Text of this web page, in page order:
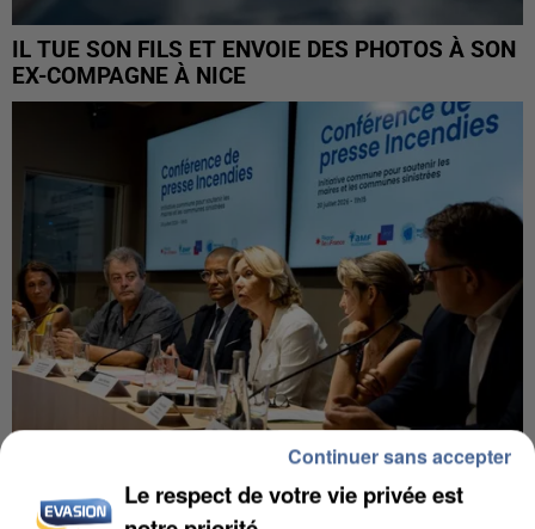
IL TUE SON FILS ET ENVOIE DES PHOTOS À SON
EX-COMPAGNE À NICE
INCENDIES : L’ÎLE-DE-FRANCE LANCE UN ÉLAN
Le respect de votre vie privée est
Continuer sans accepter